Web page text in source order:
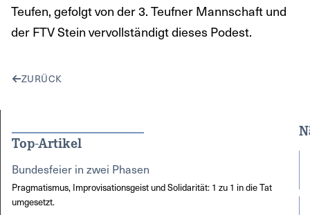
Teufen, gefolgt von der 3. Teufner Mannschaft und
der FTV Stein vervollständigt dieses Podest.
ZURÜCK
Top-Artikel
Bundesfeier in zwei Phasen
Pragmatismus, Improvisationsgeist und Solidarität: 1 zu 1 in die Tat
umgesetzt.